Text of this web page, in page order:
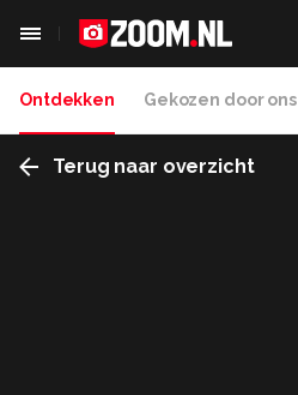
Ontdekken Gekozen door ons
Terug naar overzicht